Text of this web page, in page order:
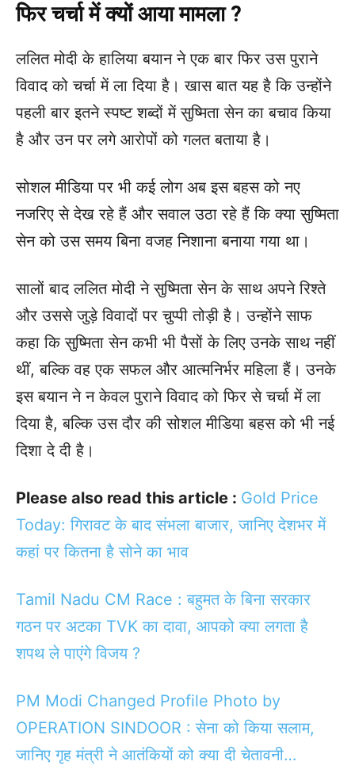
फिर चर्चा में क्यों आया मामला ?
ललित मोदी के हालिया बयान ने एक बार फिर उस पुराने
विवाद को चर्चा में ला दिया है। खास बात यह है कि उन्होंने
पहली बार इतने स्पष्ट शब्दों में सुष्मिता सेन का बचाव किया
है और उन पर लगे आरोपों को गलत बताया है।
सोशल मीडिया पर भी कई लोग अब इस बहस को नए
नजरिए से देख रहे हैं और सवाल उठा रहे हैं कि क्या सुष्मिता
सेन को उस समय बिना वजह निशाना बनाया गया था।
सालों बाद ललित मोदी ने सुष्मिता सेन के साथ अपने रिश्ते
और उससे जुड़े विवादों पर चुप्पी तोड़ी है। उन्होंने साफ
कहा कि सुष्मिता सेन कभी भी पैसों के लिए उनके साथ नहीं
थीं, बल्कि वह एक सफल और आत्मनिर्भर महिला हैं। उनके
इस बयान ने न केवल पुराने विवाद को फिर से चर्चा में ला
दिया है, बल्कि उस दौर की सोशल मीडिया बहस को भी नई
दिशा दे दी है।
Please also read this article : Gold Price
Today: गिरावट के बाद संभला बाजार, जानिए देशभर में
कहां पर कितना है सोने का भाव
Tamil Nadu CM Race : बहुमत के बिना सरकार
गठन पर अटका TVK का दावा, आपको क्या लगता है
शपथ ले पाएंगे विजय ?
PM Modi Changed Profile Photo by
OPERATION SINDOOR : सेना को किया सलाम,
जानिए गृह मंत्री ने आतंकियों को क्या दी चेतावनी…